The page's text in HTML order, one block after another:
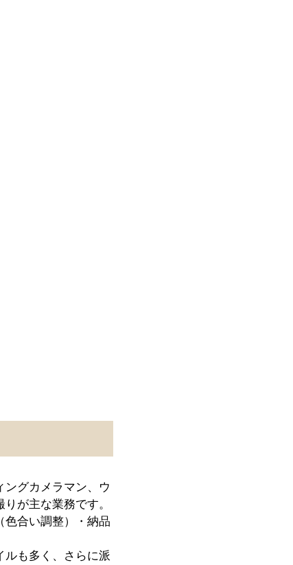
グカメラマン、ウ
が主な業務です。
色合い調整）・納品
ルも多く、さらに派